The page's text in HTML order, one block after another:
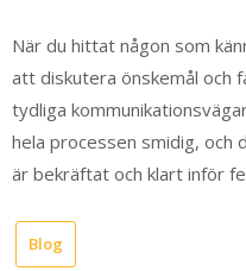
När du hittat någon som
att diskutera önskemål och
tydliga
hela processen smidig, och
är bekräftat och klart inför
Blog